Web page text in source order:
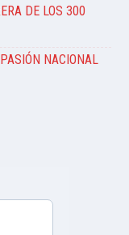
DE LOS 300
NACIONAL